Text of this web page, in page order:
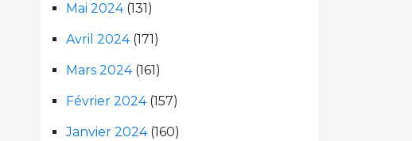
Mai 2024(131)
Avril 2024(171)
Mars 2024(161)
Février 2024(157)
Janvier 2024(160)